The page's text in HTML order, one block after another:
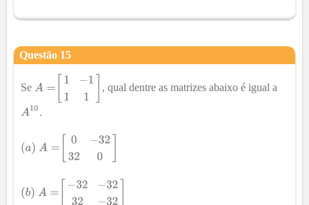
Questão 15
Se , qual dentre as matrizes abaixo é igual a
.